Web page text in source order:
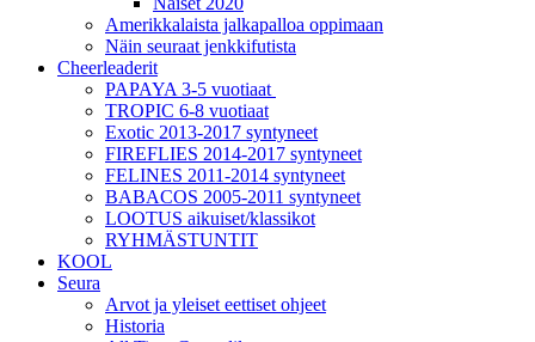
Amerikkalaista jalkapalloa oppimaan
Näin seuraat jenkkifutista
Cheerleaderit
PAPAYA 3-5 vuotiaat
TROPIC 6-8 vuotiaat
Exotic 2013-2017 syntyneet
FIREFLIES 2014-2017 syntyneet
FELINES 2011-2014 syntyneet
BABACOS 2005-2011 syntyneet
LOOTUS aikuiset/klassikot
RYHMÄSTUNTIT
KOOL
Seura
Arvot ja yleiset eettiset ohjeet
Historia